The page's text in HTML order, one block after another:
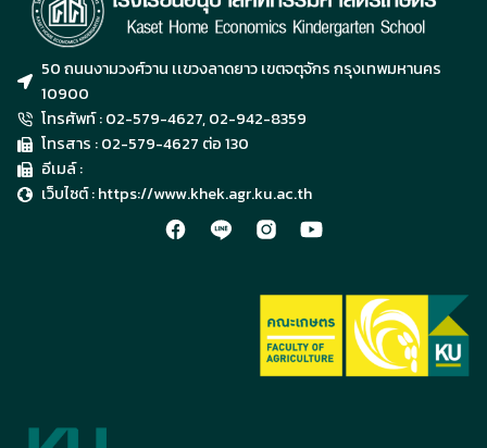
50 ถนนงามวงศ์วาน เเขวงลาดยาว เขตจตุจักร กรุงเทพมหานคร
10900
โทรศัพท์ : 02-579-4627, 02-942-8359
โทรสาร : 02-579-4627 ต่อ 130
อีเมล์ :
เว็บไซต์ : https://www.khek.agr.ku.ac.th